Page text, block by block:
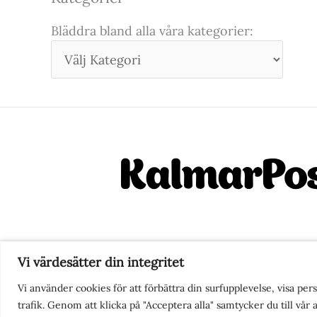
Vi värdesätter din integritet
Vi använder cookies för att förbättra din surfupplevelse, visa
trafik. Genom att klicka på "Acceptera alla" samtycker du till vår
Bläddra bland alla våra kategorier:
Nyhetstips eller frågor?